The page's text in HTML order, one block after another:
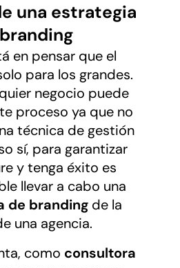
una estrategia
en pensar que el
para los grandes.
negocio puede
proceso ya que no
técnica de gestión
sí, para garantizar
y tenga éxito es
llevar a cabo una
de brandingde la
una agencia.
como consultora